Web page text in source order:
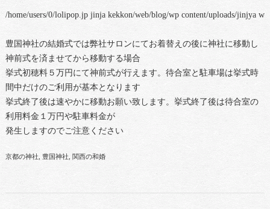
/home/users/0/lolipop.jp jinja kekkon/web/blog/wp content/uploads/jinjya
豊国神社の結婚式では弊社サロンにてお着替えの後に神社に移動し
神前式を済ませてから移動する場合
挙式初穂料５万円にて神前式が行えます。待合室と駐車場は挙式時
間中だけのご利用が基本となります
挙式終了後は速やかに移動お願い致します。挙式終了後は待合室の
利用料金１万円や駐車料金が
発生しますのでご注意ください
京都の神社 豊国神社 関西の和婚